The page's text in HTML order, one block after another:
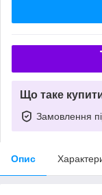
Що таке
Замовлення
Опис